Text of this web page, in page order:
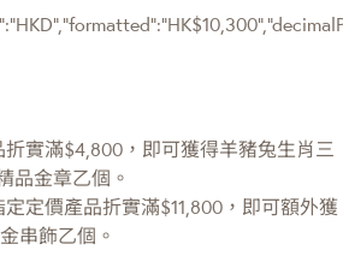
實滿$4,800，即可獲得羊豬兔生肖三
品金章乙個。
定價產品折實滿$11,800，即可額外獲
串飾乙個。